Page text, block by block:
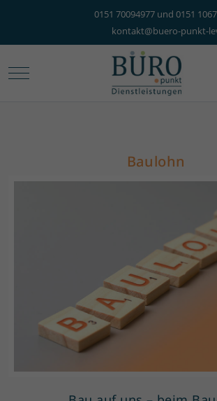
0151 70094977 und 0151
kontakt@buero-punkt-
Mobile Menu Toggle
Baulohn